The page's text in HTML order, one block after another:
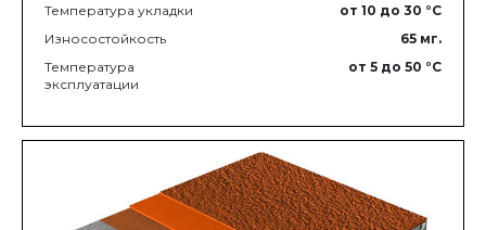
Температура укладки
от 10 до 30 °C
Износостойкость
65 мг.
Температура
эксплуатации
от 5 до 50 °C